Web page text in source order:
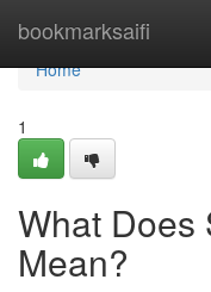
bookmarksaifi
Home
Home
1
What Does
Mean?